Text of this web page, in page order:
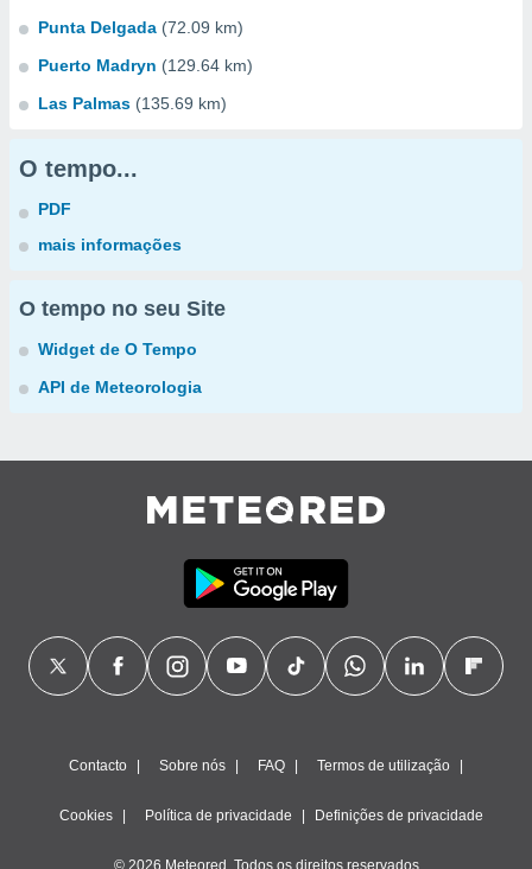
Punta Delgada (72.09 km)
Puerto Madryn (129.64 km)
Las Palmas (135.69 km)
O tempo...
PDF
mais informações
O tempo no seu Site
Widget de O Tempo
API de Meteorologia
Contacto Sobre nós FAQ Termos de utilização
Cookies Política de privacidade Definições de privacidade
© 2026 Meteored. Todos os direitos reservados